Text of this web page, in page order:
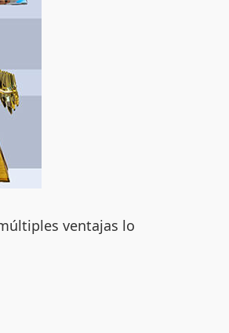
ventajas lo